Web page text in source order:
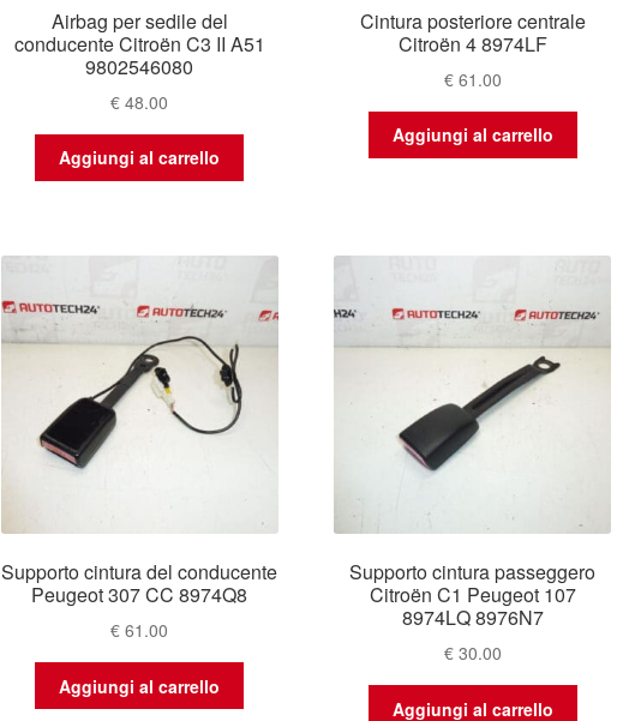
Airbag per sedile del
conducente Citroën C3 II A51
9802546080
€ 48.00
Aggiungi al carrello
Cintura posteriore centrale
Citroën 4 8974LF
€61.00
Aggiungi al carrello
Supporto cintura del conducente
Peugeot 307 CC 8974Q8
€ 61.00
Aggiungi al carrello
Supporto cintura passeggero
Citroën C1 Peugeot 107
8974LQ 8976N7
€30.00
Aggiungi al carrello